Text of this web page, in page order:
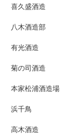
喜久盛酒造
八木酒造部
有光酒造
菊の司酒造
本家松浦酒造場
浜千鳥
高木酒造